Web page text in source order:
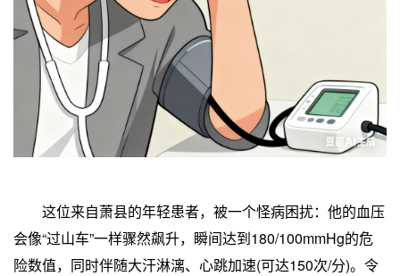
这位来自萧县的年轻患者，被一个怪病困扰：他的血压
会像“过山车”一样骤然飙升，瞬间达到180/100mmHg的危
险数值，同时伴随大汗淋漓、心跳加速(可达150次/分)。令